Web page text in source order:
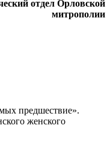
отдел Орловской
митрополии
предшествие».
женского